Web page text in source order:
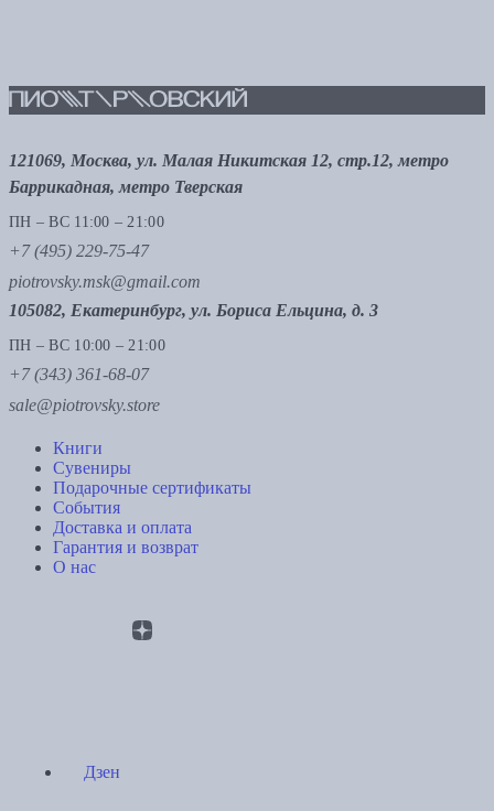
121069, Москва, ул. Малая Никитская 12, стр.12, метро
Баррикадная, метро Тверская
ПН – ВС 11:00 – 21:00
+7 (495) 229-75-47
piotrovsky.msk@gmail.com
105082, Екатеринбург, ул. Бориса Ельцина, д. 3
ПН – ВС 10:00 – 21:00
+7 (343) 361-68-07
sale@piotrovsky.store
Книги
Сувениры
Подарочные сертификаты
События
Доставка и оплата
Гарантия и возврат
О нас
Дзен